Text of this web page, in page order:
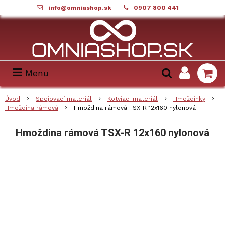
info@omniashop.sk 0907 800 441
Menu
Úvod Spojovací materiál Kotviaci materiál
Hmoždinky
Hmoždina rámová
Hmoždina rámová TSX-R 12x160 nylonová
Hmoždina rámová TSX-R 12x160 nylonová